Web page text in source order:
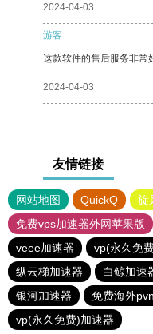
2024-04-03
游客
这款软件的售后服务非常
2024-04-03
友情链接
网站地图 QuickQ 旋
免费vps加速器外网苹果版
veee加速器
vp(永久免
纵云梯加速器
白鲸加速
银河加速器
免费海外
vp(永久免费)加速器